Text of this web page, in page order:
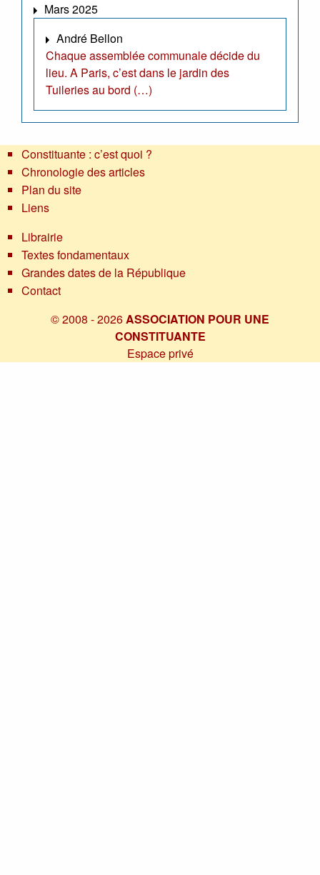
Mars 2025
André Bellon
Chaque assemblée communale décide du
lieu. A Paris, c’est dans le jardin des
Tuileries au bord (…)
Constituante : c’est quoi ?
Chronologie des articles
Plan du site
Liens
Librairie
Textes fondamentaux
Grandes dates de la République
Contact
© 2008 - 2026ASSOCIATION POUR UNE
CONSTITUANTE
Espace privé